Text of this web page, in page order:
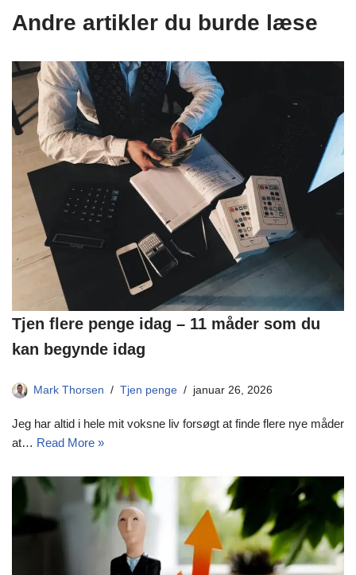
Andre artikler du burde læse
Tjen flere penge idag – 11 måder som du
kan begynde idag
Mark Thorsen Tjen penge januar 26, 2026
Jeg har altid i hele mit voksne liv forsøgt at finde flere nye måder
at… Read More »